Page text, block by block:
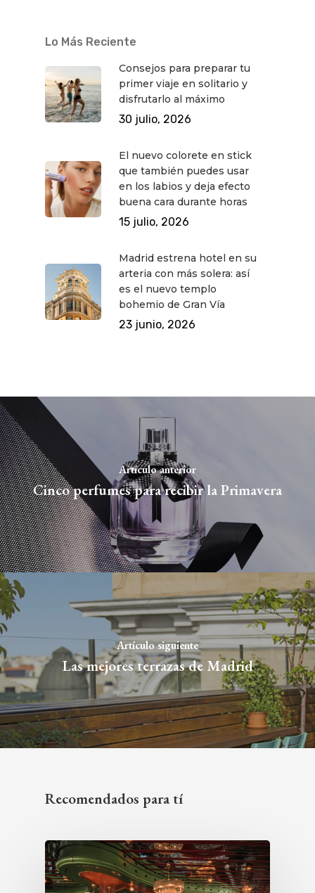
Lo Más Reciente
Consejos para preparar tu
primer viaje en solitario y
disfrutarlo al máximo
30 julio, 2026
El nuevo colorete en stick
que también puedes usar
en los labios y deja efecto
buena cara durante horas
15 julio, 2026
Madrid estrena hotel en su
arteria con más solera: así
es el nuevo templo
bohemio de Gran Vía
23 junio, 2026
Artículo anterior
Cinco perfumes para recibir la Primavera
Artículo siguiente
Las mejores terrazas de Madrid
Recomendados para tí